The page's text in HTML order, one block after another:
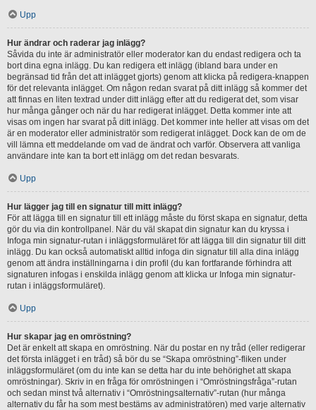
Upp
Hur ändrar och raderar jag inlägg?
Såvida du inte är administratör eller moderator kan du endast redigera och ta
bort dina egna inlägg. Du kan redigera ett inlägg (ibland bara under en
begränsad tid från det att inlägget gjorts) genom att klicka på redigera-knappen
för det relevanta inlägget. Om någon redan svarat på ditt inlägg så kommer det
att finnas en liten textrad under ditt inlägg efter att du redigerat det, som visar
hur många gånger och när du har redigerat inlägget. Detta kommer inte att
visas om ingen har svarat på ditt inlägg. Det kommer inte heller att visas om det
är en moderator eller administratör som redigerat inlägget. Dock kan de om de
vill lämna ett meddelande om vad de ändrat och varför. Observera att vanliga
användare inte kan ta bort ett inlägg om det redan besvarats.
Upp
Hur lägger jag till en signatur till mitt inlägg?
För att lägga till en signatur till ett inlägg måste du först skapa en signatur, detta
gör du via din kontrollpanel. När du väl skapat din signatur kan du kryssa i
Infoga min signatur-rutan i inläggsformuläret för att lägga till din signatur till ditt
inlägg. Du kan också automatiskt alltid infoga din signatur till alla dina inlägg
genom att ändra inställningarna i din profil (du kan fortfarande förhindra att
signaturen infogas i enskilda inlägg genom att klicka ur Infoga min signatur-
rutan i inläggsformuläret).
Upp
Hur skapar jag en omröstning?
Det är enkelt att skapa en omröstning. När du postar en ny tråd (eller redigerar
det första inlägget i en tråd) så bör du se “Skapa omröstning”-fliken under
inläggsformuläret (om du inte kan se detta har du inte behörighet att skapa
omröstningar). Skriv in en fråga för omröstningen i “Omröstningsfråga”-rutan
och sedan minst två alternativ i “Omröstningsalternativ”-rutan (hur många
alternativ du får ha som mest bestäms av administratören) med varje alternativ